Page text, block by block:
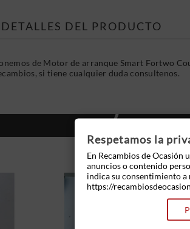
DETALLES DEL PRODUCTO
de Motor de arranque Smart Fortwo
si tiene cualquier duda consultenos.
Respetamos la
En Recambios de Ocasión
anuncios o contenido
indica su consentimiento a
https://